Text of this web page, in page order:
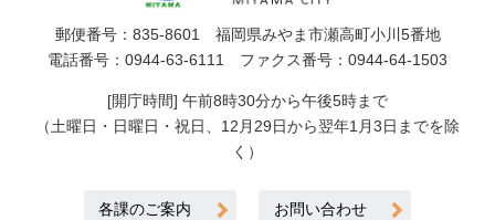
郵便番号：835-8601 福岡県みやま市瀬高町小川5番地
電話番号：0944-63-6111 ファクス番号：0944-64-1503
[開庁時間] 午前8時30分から午後5時まで
（土曜日・日曜日・祝日、12月29日から翌年1月3日までを除
く）
各課のご案内 お問い合わせ